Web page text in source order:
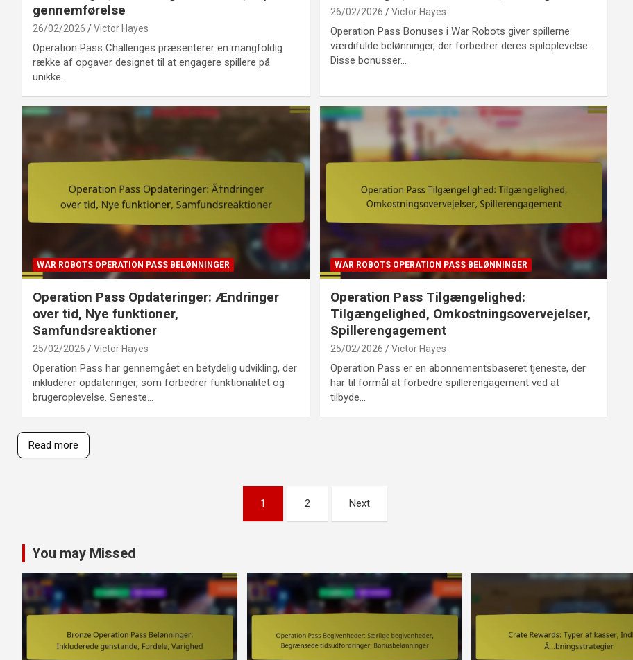
gennemførelse
26/02/2026 Victor Hayes
Operation Pass Challenges præsenterer en mangfoldig
række af opgaver designet til at engagere spillere på
unikke…
26/02/2026 Victor Hayes
Operation Pass Bonuses i War Robots giver spillerne
værdifulde belønninger, der forbedrer deres spiloplevelse.
Disse bonusser…
WAR ROBOTS OPERATION PASS BELØNNINGER
Operation Pass Opdateringer: Ændringer
over tid, Nye funktioner,
Samfundsreaktioner
25/02/2026 Victor Hayes
Operation Pass har gennemgået en betydelig udvikling, der
inkluderer opdateringer, som forbedrer funktionalitet og
brugeroplevelse. Seneste…
WAR ROBOTS OPERATION PASS BELØNNINGER
Operation Pass Tilgængelighed:
Tilgængelighed, Omkostningsovervejelser,
Spillerengagement
25/02/2026 Victor Hayes
Operation Pass er en abonnementsbaseret tjeneste, der
har til formål at forbedre spillerengagement ved at
tilbyde…
Read more
1 2 Next
You may Missed